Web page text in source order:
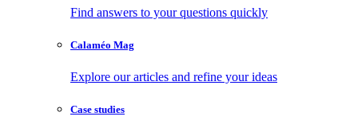
Find answers to your questions quickly
Calaméo Mag
Explore our articles and refine your ideas
Case studies